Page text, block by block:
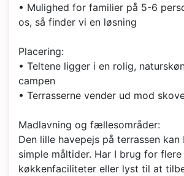
• Mulighed for familier på 5-6
os, så finder vi en løsning
Placering:
• Teltene ligger i en rolig,
campen
• Terrasserne vender ud mod
Madlavning og fællesområder:
Den lille havepejs på terrassen kan
simple måltider. Har I brug for flere
køkkenfaciliteter eller lyst til at